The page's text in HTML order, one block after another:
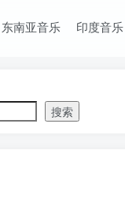
东南亚音乐 印度音乐
搜索